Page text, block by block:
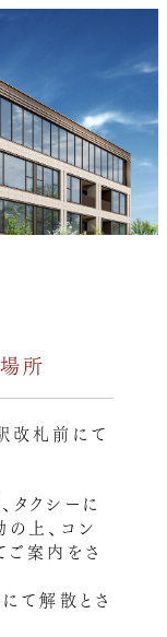
所
改札前にて
タクシーに
上、コン
案内をさ
て解散とさ